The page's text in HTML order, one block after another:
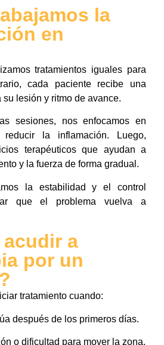
la
en
tratamientos iguales para
cada paciente recibe una
lesión y ritmo de avance.
sesiones, nos enfocamos en
la inflamación. Luego,
terapéuticos que ayudan a
y la fuerza de forma gradual.
la estabilidad y el control
que el problema vuelva a
a
por un
tratamiento cuando:
después de los primeros días.
o dificultad para mover la zona.